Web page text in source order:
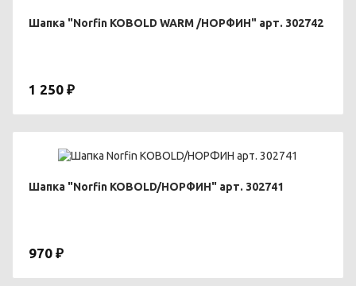
Шапка "Norfin KOBOLD WARM /НОРФИН" арт. 302742
1 250 ₽
Шапка "Norfin KOBOLD/НОРФИН" арт. 302741
970 ₽